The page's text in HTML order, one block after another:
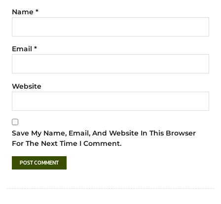
Name *
Email *
Website
Save My Name, Email, And Website In This Browser
For The Next Time I Comment.